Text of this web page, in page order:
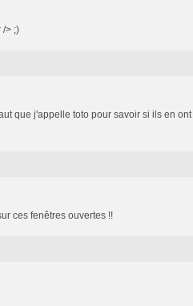
/> ;)
que j'appelle toto pour savoir si ils en ont
ces fenêtres ouvertes !!